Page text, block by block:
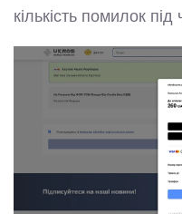
кількість помилок